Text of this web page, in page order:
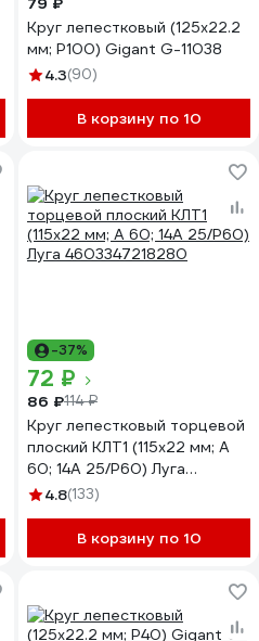
Круг лепестковый (125x22.2
мм; P100) Gigant G-11038
4.3(90)
В корзину по 10
-37%
72 ₽
86 ₽114 ₽
Круг лепестковый торцевой
плоский КЛТ1 (115х22 мм; А
60; 14A 25/Р60) Луга
4603347218280
4.8(133)
В корзину по 10